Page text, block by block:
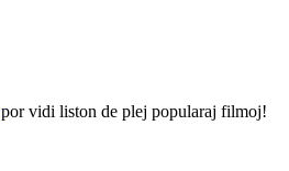
por vidi liston de plej popularaj filmoj!